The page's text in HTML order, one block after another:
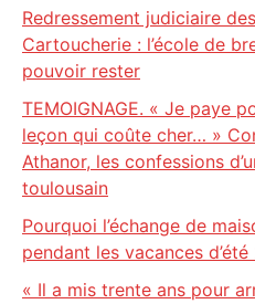
Redressement judiciaire
Cartoucherie : l’école de
pouvoir rester
TEMOIGNAGE. « Je paye
leçon qui coûte cher… »
Athanor, les confessions
toulousain
Pourquoi l’échange de
pendant les vacances
« Il a mis trente ans pour